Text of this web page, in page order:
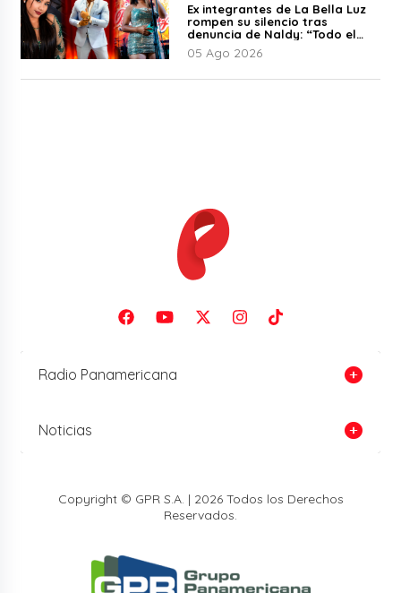
Ex integrantes de La Bella Luz
rompen su silencio tras
denuncia de Naldy: “Todo el
mundo lo sabía”
05 Ago 2026
Radio Panamericana
Noticias
Copyright © GPR S.A. | 2026 Todos los Derechos
Reservados.